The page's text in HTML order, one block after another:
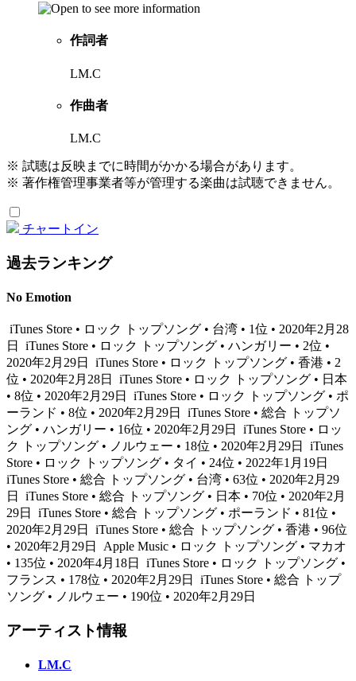
作詞者
LM.C
作曲者
LM.C
※ 試聴は反映までに時間がかかる場合があります。
※ 著作権管理事業者等が管理する楽曲は試聴できません。
チャートイン
過去ランキング
No Emotion
iTunes Store • ロック トップソング • 台湾 • 1位 • 2020年2月28
日
iTunes Store • ロック トップソング • ハンガリー • 2位 •
2020年2月29日
iTunes Store • ロック トップソング • 香港 • 2
位 • 2020年2月28日
iTunes Store • ロック トップソング • 日本
• 8位 • 2020年2月29日
iTunes Store • ロック トップソング • ポ
ーランド • 8位 • 2020年2月29日
iTunes Store • 総合 トップソ
ング • ハンガリー • 16位 • 2020年2月29日
iTunes Store • ロッ
ク トップソング • ノルウェー • 18位 • 2020年2月29日
iTunes
Store • ロック トップソング • タイ • 24位 • 2022年1月19日
iTunes Store • 総合 トップソング • 台湾 • 63位 • 2020年2月29
日
iTunes Store • 総合 トップソング • 日本 • 70位 • 2020年2月
29日
iTunes Store • 総合 トップソング • ポーランド • 81位 •
2020年2月29日
iTunes Store • 総合 トップソング • 香港 • 96位
• 2020年2月29日
Apple Music • ロック トップソング • マカオ
• 135位 • 2020年4月18日
iTunes Store • ロック トップソング •
フランス • 178位 • 2020年2月29日
iTunes Store • 総合 トップ
ソング • ノルウェー • 190位 • 2020年2月29日
アーティスト情報
LM.C